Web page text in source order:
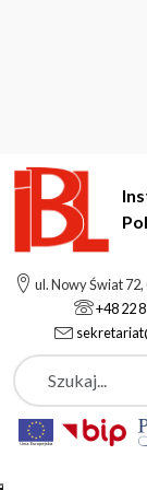
ul. Nowy Świat
+48 22
Szukaj
Instytut Badań
Rada
przez